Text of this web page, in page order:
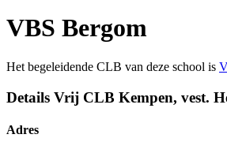
VBS Bergom
Het begeleidende CLB van deze school is
Details Vrij CLB Kempen, vest.
Adres